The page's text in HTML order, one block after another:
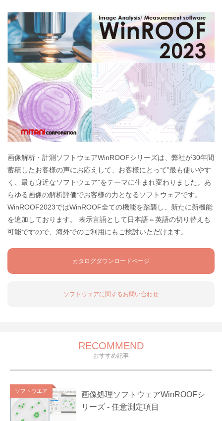
画像解析・計測ソフトウェアWinROOFシリーズは、弊社が30年間
蓄積したお客様の声にお応えして、お客様にとって”最も使いやす
く、最も身近なソフトウェア”をテーマに生まれ変わりました。あ
らゆる画像の解析評価でお客様の力となるソフトウェアです。
WinROOF2023ではWinROOF全ての機能を踏襲し、新たに新機能
を追加しております。 表示言語として日本語⇔英語の切り替えも
可能ですので、海外でのご利用にもご検討いただけます。
カタログダウンロードページ
ソフトウェアに関するお問い合わせ
RECOMMEND
おすすめ記事
ソフトウエア
画像処理ソフトウェアWinROOFシ
リーズ - 任意測定項目